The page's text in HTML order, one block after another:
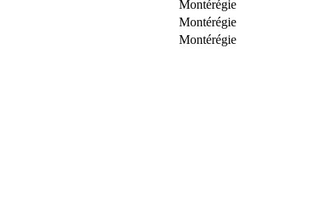
Montérégie
Montérégie
Montérégie